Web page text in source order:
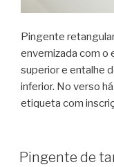
Pingente
envernizada com o
superior e entalhe
inferior. No verso
etiqueta com
Pingente de